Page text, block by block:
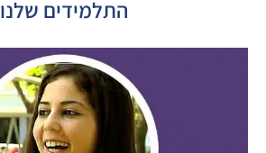
התלמידים שלנו